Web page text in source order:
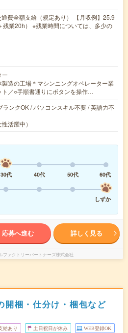
費全額支給（規定あり） 【月収例】25.9
残業20h） ※残業時間については、多少の
ー
製造の工場＊マシンニングオペレーター業
ト／○手順書通りにボタンを操作…
ランクOK / パソコンスキル不要 / 英語力不
活躍中）
30代 40代 50代
60代
しずか
応募へ進む 詳しく見る
ファクトリーパートナーズ株式会社
開梱・仕分け・梱包など
給あり 土日祝日が休み WEB登録OK